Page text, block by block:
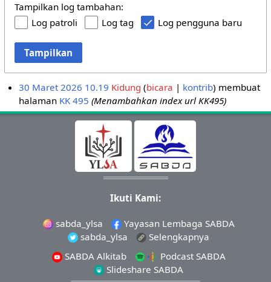
Tampilkan log tambahan:
Log patroli
Log tag Log pengguna baru
Tampilkan
30 Maret 2026 10.19 Kidung bicara kontrib membuat
halaman KK 495 (Menambahkan index url KK495)
Ikuti Kami:
sabda_ylsa
Yayasan Lembaga SABDA
sabda_ylsa
Selengkapnya
SABDA Alkitab
Podcast SABDA
Slideshare SABDA